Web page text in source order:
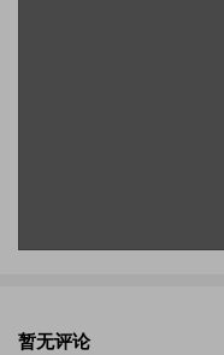
暂无评论